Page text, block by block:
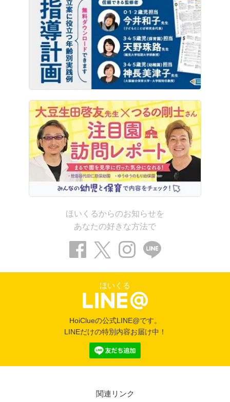
ほいくるからのお知らせを
あなたの好きな方法で
ほいくる
HoiClueの公式LINE@です。
LINEだけの特別内容お届け中！
関連リンク